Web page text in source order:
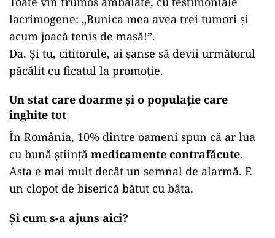
lacrimogene: „Bunica mea avea trei tumori și
acum joacă tenis de masă!”.
Da. Și tu, cititorule, ai șanse să devii următorul
păcălit cu ficatul la promoție.
Un stat care doarme și o populație care
înghite tot
În România, 10% dintre oameni spun că ar lua
cu bună știință medicamente contrafăcute.
Asta e mai mult decât un semnal de alarmă. E
un clopot de biserică bătut cu bâta.
Și cum s-a ajuns aici?